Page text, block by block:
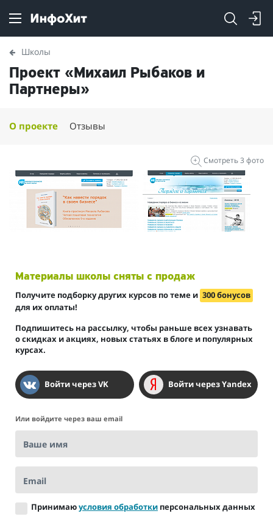
Школы
Проект «Михаил Рыбаков и
Партнеры»
О проекте Отзывы
Материалы школы сняты с продаж
Получите подборку других курсов по теме и 300 бонусов
для их оплаты!
Подпишитесь на рассылку, чтобы раньше всех узнавать
о скидках и акциях, новых статьях в блоге и популярных
курсах.
Войти через VK Войти через Yandex
Или войдите через ваш email
Ваше имя
Email
Принимаюусловия обработки персональных данных
Смотреть 3 фото